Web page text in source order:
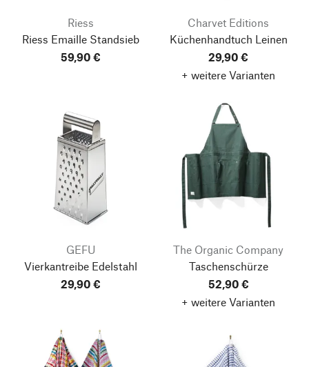
Riess
Riess Emaille Standsieb
59,90 €
Charvet Editions
Küchenhandtuch Leinen
29,90 €
+ weitere Varianten
GEFU
Vierkantreibe Edelstahl
29,90 €
The Organic Company
Taschenschürze
52,90 €
+ weitere Varianten